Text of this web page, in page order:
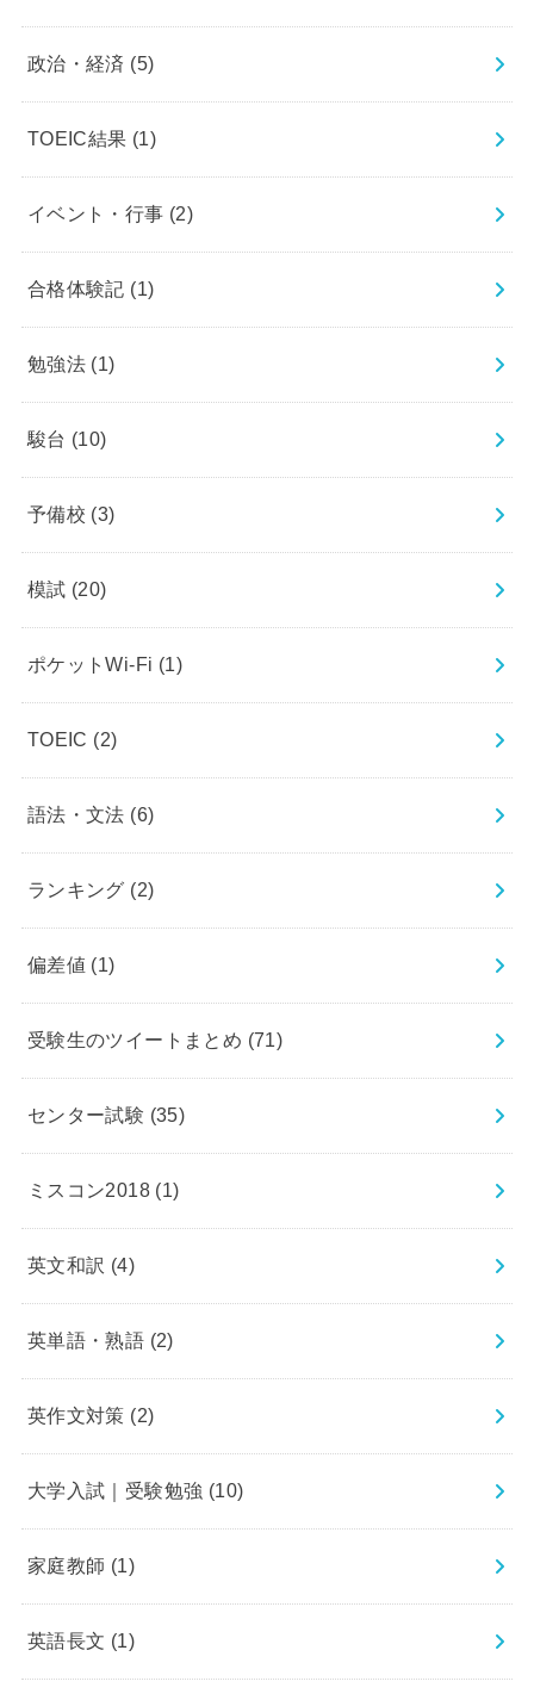
政治・経済 (5)
TOEIC結果 (1)
イベント・行事 (2)
合格体験記 (1)
勉強法 (1)
駿台 (10)
予備校 (3)
模試 (20)
ポケットWi-Fi (1)
TOEIC (2)
語法・文法 (6)
ランキング (2)
偏差値 (1)
受験生のツイートまとめ (71)
センター試験 (35)
ミスコン2018 (1)
英文和訳 (4)
英単語・熟語 (2)
英作文対策 (2)
大学入試｜受験勉強 (10)
家庭教師 (1)
英語長文 (1)